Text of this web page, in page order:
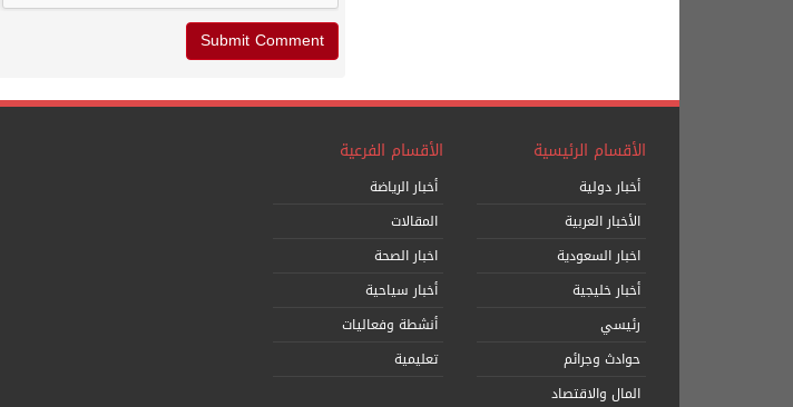
الأقسام الرئيسية
أخبار دولية
الأخبار العربية
اخبار السعودية
أخبار خليجية
رئيسي
حوادث وجرائم
المال والاقتصاد
الأقسام الفرعية
أخبار الرياضة
المقالات
اخبار الصحة
أخبار سياحية
أنشطة وفعاليات
تعليمية